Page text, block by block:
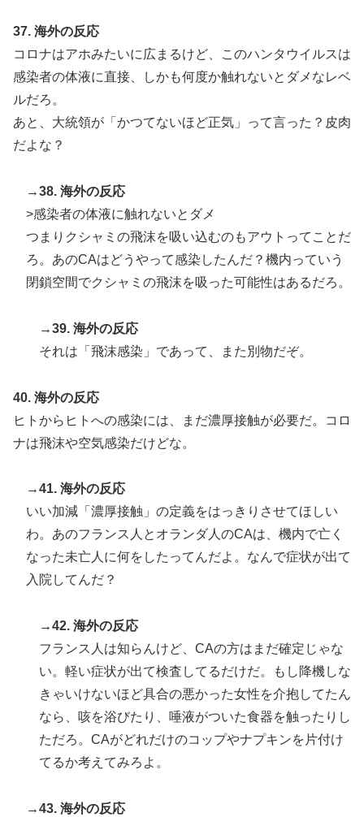
37. 海外の反応
コロナはアホみたいに広まるけど、このハンタウイルスは
感染者の体液に直接、しかも何度か触れないとダメなレベ
ルだろ。
あと、大統領が「かつてないほど正気」って言った？皮肉
だよな？
→38. 海外の反応
>感染者の体液に触れないとダメ
つまりクシャミの飛沫を吸い込むのもアウトってことだ
ろ。あのCAはどうやって感染したんだ？機内っていう
閉鎖空間でクシャミの飛沫を吸った可能性はあるだろ。
→39. 海外の反応
それは「飛沫感染」であって、また別物だぞ。
40. 海外の反応
ヒトからヒトへの感染には、まだ濃厚接触が必要だ。コロ
ナは飛沫や空気感染だけどな。
→41. 海外の反応
いい加減「濃厚接触」の定義をはっきりさせてほしい
わ。あのフランス人とオランダ人のCAは、機内で亡く
なった未亡人に何をしたってんだよ。なんで症状が出て
入院してんだ？
→42. 海外の反応
フランス人は知らんけど、CAの方はまだ確定じゃな
い。軽い症状が出て検査してるだけだ。もし降機しな
きゃいけないほど具合の悪かった女性を介抱してたん
なら、咳を浴びたり、唾液がついた食器を触ったりし
ただろ。CAがどれだけのコップやナプキンを片付け
てるか考えてみろよ。
→43. 海外の反応